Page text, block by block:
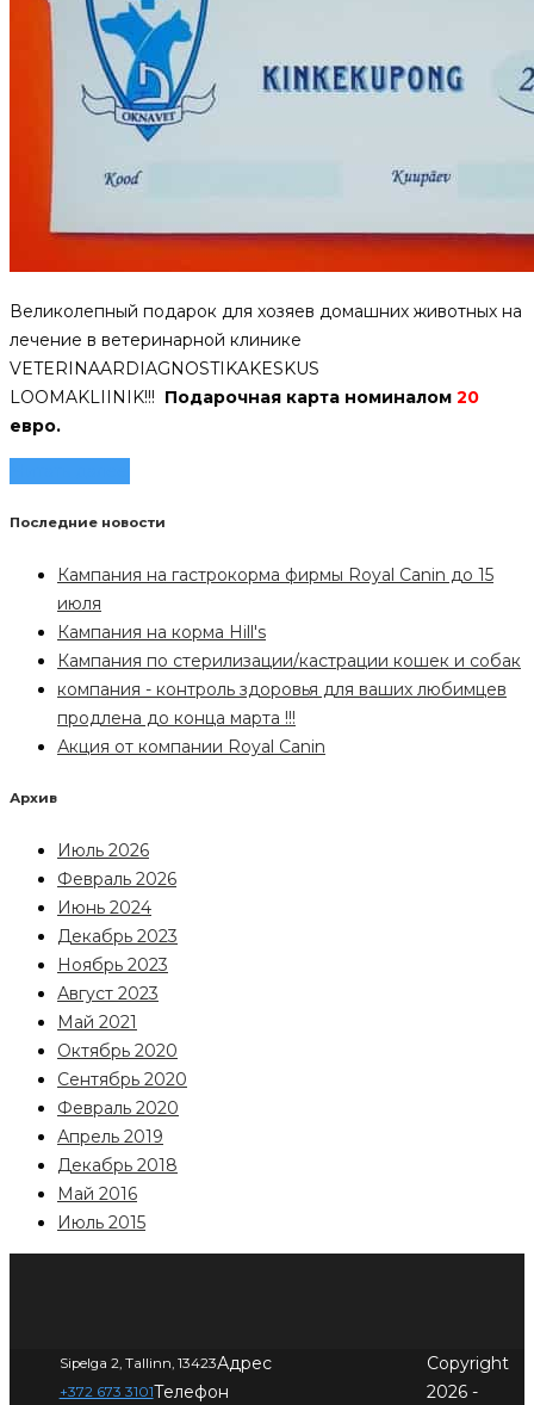
Великолепный подарок для хозяев домашних животных на
лечение в ветеринарной клинике
VETERINAARDIAGNOSTIKAKESKUS
LOOMAKLIINIK!!! Подарочная карта номиналом 20
евро.
Последние новости
Кампания на гастрокорма фирмы Royal Canin до 15
июля
Кампания на корма Hill's
Кампания по стерилизации/кастрации кошек и собак
компания - контроль здоровья для ваших любимцев
продлена до конца марта !!!
Акция от компании Royal Canin
Архив
Июль 2026
Февраль 2026
Июнь 2024
Декабрь 2023
Ноябрь 2023
Август 2023
Май 2021
Октябрь 2020
Сентябрь 2020
Февраль 2020
Апрель 2019
Декабрь 2018
Май 2016
Июль 2015
Адрес
Sipelga 2, Tallinn, 13423
Телефон
+372 673 3101
Copyright
2026 -